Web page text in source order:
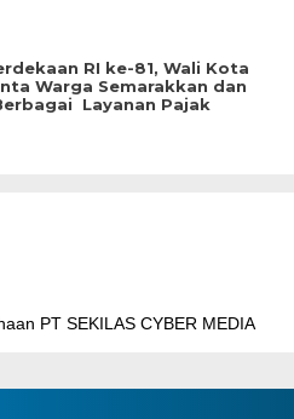
RI ke-81, Wali Kota
Warga Semarakkan dan
Layanan Pajak
PT SEKILAS CYBER MEDIA